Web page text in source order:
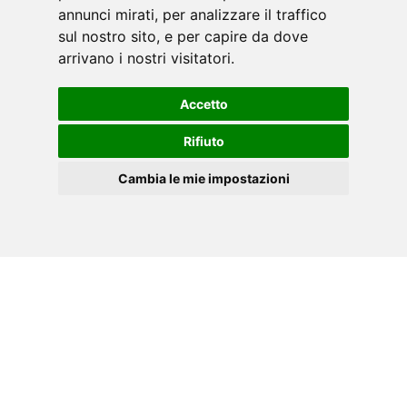
annunci mirati, per analizzare il traffico
sul nostro sito, e per capire da dove
arrivano i nostri visitatori.
Accetto
Rifiuto
Cambia le mie impostazioni